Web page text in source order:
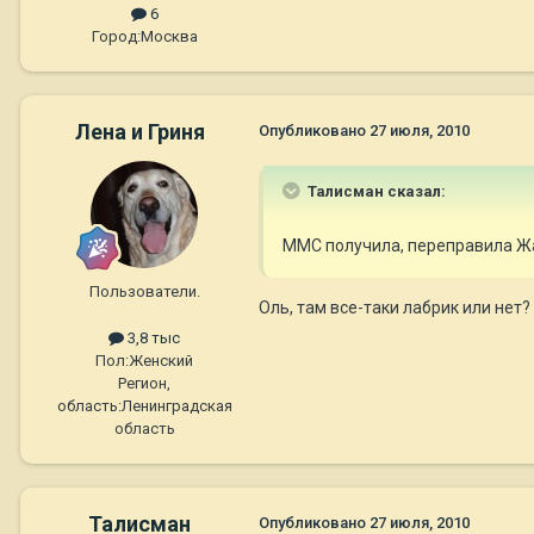
6
Город:Москва
Лена и Гриня
Пользователи.
3,8 тыс
Пол:Женский
Регион,
область:Ленинградская
область
Опубликовано 27 июля, 2010
Талисман сказал:
ММС получила, переправила
Оль, там все-таки лабрик или нет?
Талисман Опубликовано 27 июля, 2010